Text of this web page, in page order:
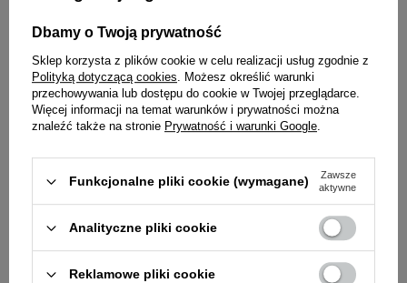
26% mięsa z dziczyzny
Forma suszonych filetów jerky
Bez zbóż i ziemniaków
Bez soi, GMO i sztucznych barwników
Dodatek kolagenu
Odpowiedni dla dorosłych psów
Idealne uzupełnienie dla Twojego
czworonoga
Carnilove Dog
psów Indyk i
56,99 zł
189,97 zł / kg
Dbamy o Twoją prywatność
Sklep korzysta z plików cookie w celu realizacji usług zgodnie z
Polityką dotyczącą cookies. Możesz określić warunki
przechowywania lub dostępu do cookie w Twojej przeglądarce.
Więcej informacji na temat warunków i prywatności można
znaleźć także na stronie Prywatność i warunki Google.
Funkcjonalne pliki cookie (wymagane)
Zawsze
aktywne
Analityczne pliki cookie
Reklamowe pliki cookie